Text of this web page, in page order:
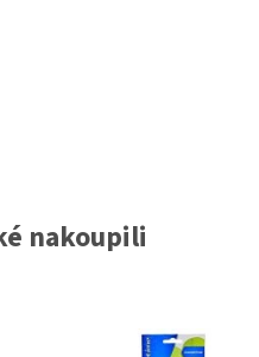
nakoupili